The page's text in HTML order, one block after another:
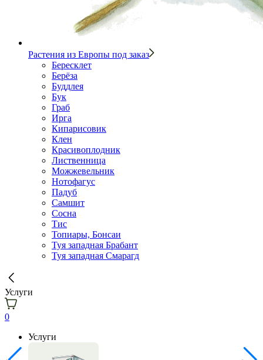
Растения из Европы под заказ
Бересклет
Берёза
Буддлея
Бук
Граб
Ирга
Кипарисовик
Клен
Красивоплодник
Лиственница
Можжевельник
Нотофагус
Падуб
Самшит
Сосна
Тис
Топиары, Бонсаи
Туя западная Брабант
Туя западная Смарагд
Услуги
0
Услуги